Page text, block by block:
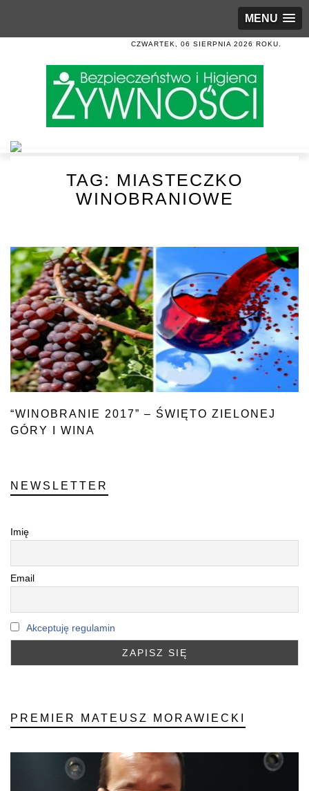
MENU
CZWARTEK, 06 SIERPNIA 2026 ROKU.
TAG: MIASTECZKO
WINOBRANIOWE
“WINOBRANIE 2017” – ŚWIĘTO ZIELONEJ
GÓRY I WINA
NEWSLETTER
Imię
Email
Akceptuję regulamin
PREMIER MATEUSZ MORAWIECKI